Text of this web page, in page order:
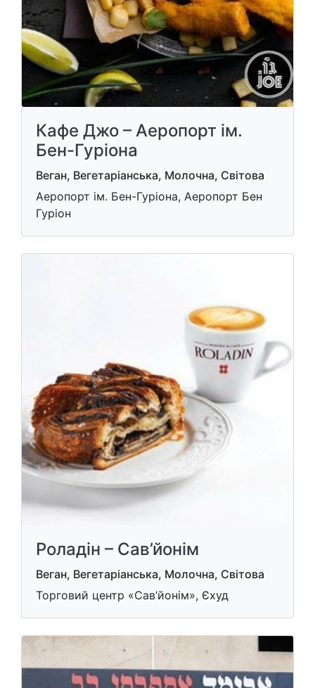
Кафе Джо – Аеропорт ім.
Бен-Гуріона
Веган, Вегетаріанська, Молочна, Світова
Аеропорт ім. Бен-Гуріона, Аеропорт Бен
Гуріон
Роладін – Сав’йонім
Веган, Вегетаріанська, Молочна, Світова
Торговий центр «Сав’йонім», Єхуд